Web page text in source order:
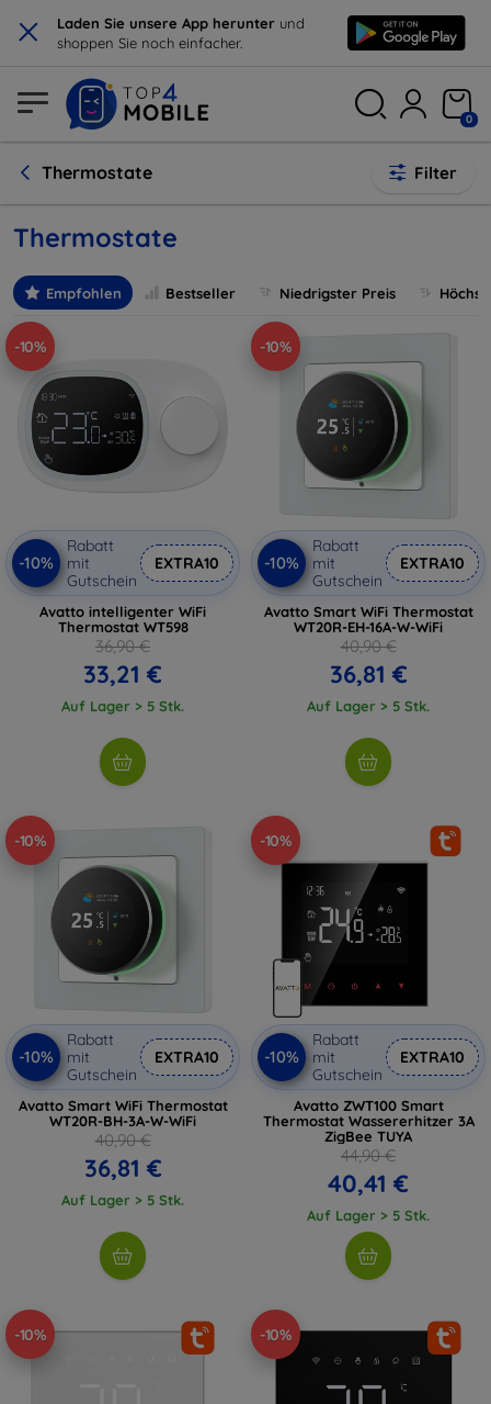
× Laden Sie unsere App herunter und
shoppen Sie noch einfacher.
0
Thermostate Filter
Thermostate
Empfohlen Bestseller Niedrigster Preis
-10%
-10%
Rabatt
mit
Gutschein
EXTRA10
Avatto intelligenter WiFi
Thermostat WT598
36,90 €
33,21 €
Auf Lager > 5 Stk.
-10%
-10%
Rabatt
mit
Gutschein
EXTRA10
Avatto Smart WiFi Thermostat
WT20R-EH-16A-W-WiFi
40,90 €
36,81 €
Auf Lager > 5 Stk.
-10%
-10%
Rabatt
mit
Gutschein
EXTRA10
Avatto Smart WiFi Thermostat
WT20R-BH-3A-W-WiFi
40,90 €
36,81 €
Auf Lager > 5 Stk.
-10%
-10%
Rabatt
mit
Gutschein
EXTRA10
Avatto ZWT100 Smart
Thermostat Wassererhitzer 3A
ZigBee TUYA
44,90 €
40,41 €
Auf Lager > 5 Stk.
-10% -10%